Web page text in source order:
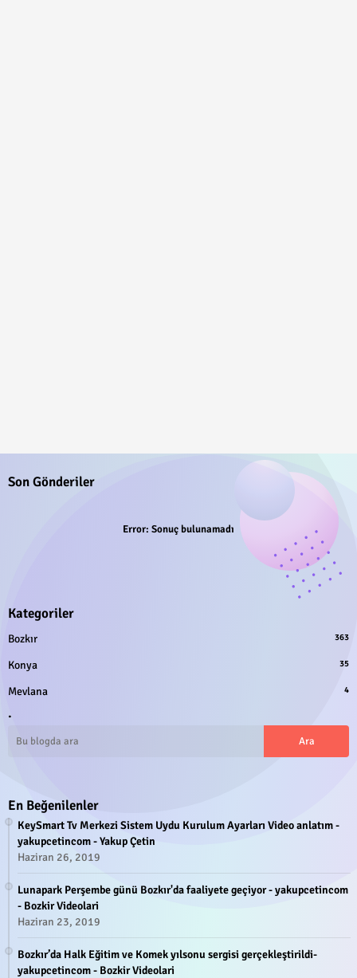
Son Gönderiler
Error: Sonuç bulunamadı
Kategoriler
Bozkır 363
Konya 35
Mevlana 4
.
En Beğenilenler
KeySmart Tv Merkezi Sistem Uydu Kurulum Ayarları Video anlatım -
yakupcetincom - Yakup Çetin
Haziran 26, 2019
Lunapark Perşembe günü Bozkır'da faaliyete geçiyor - yakupcetincom
- Bozkir Videolari
Haziran 23, 2019
Bozkır’da Halk Eğitim ve Komek yılsonu sergisi gerçekleştirildi-
yakupcetincom - Bozkir Videolari